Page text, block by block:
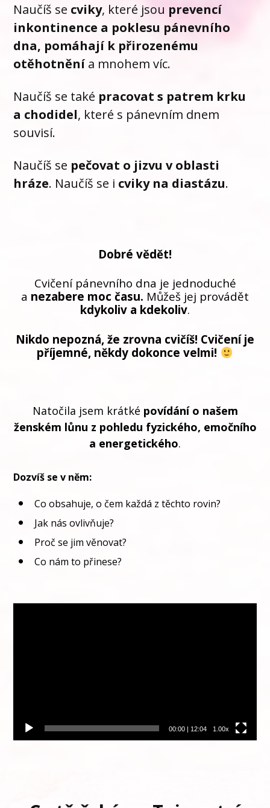
Naučíš se cviky, které jsou prevencí
inkontinence a poklesu pánevního
dna, pomáhají k přirozenému
otěhotněnía mnohem víc.
Naučíš se také pracovat s patrem krku
a chodidel, které s pánevním dnem
souvisí.
Naučíš se pečovat o jizvu v oblasti
hráze. Naučíš se i cviky na diastázu.
Dobré vědět!
Cvičení pánevního dna je jednoduché
a nezabere moc času. Můžeš jej provádět
kdykoliv a kdekoliv.
Nikdo nepozná, že zrovna cvičíš! Cvičení je
příjemné, někdy dokonce velmi!
Natočila jsem krátké povídání o našem
ženském lůnu z pohledu fyzického, emočního
a energetického.
Dozvíš se v něm:
Co obsahuje, o čem každá z těchto rovin?
Jak nás ovlivňuje?
Proč se jim věnovat?
Co nám to přinese?
00:00| 12:04 1.00x